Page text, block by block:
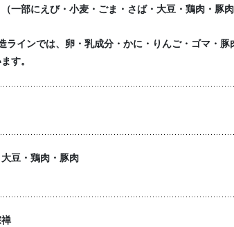
（一部にえび・小麦・ごま・さば・大豆・鶏肉・豚肉
ラインでは、卵・乳成分・かに・りんご・ゴマ・
す。
豆・鶏肉・豚肉